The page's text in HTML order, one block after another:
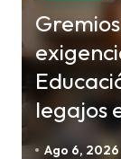
d
a
s
legajos
Ago 6, 2026